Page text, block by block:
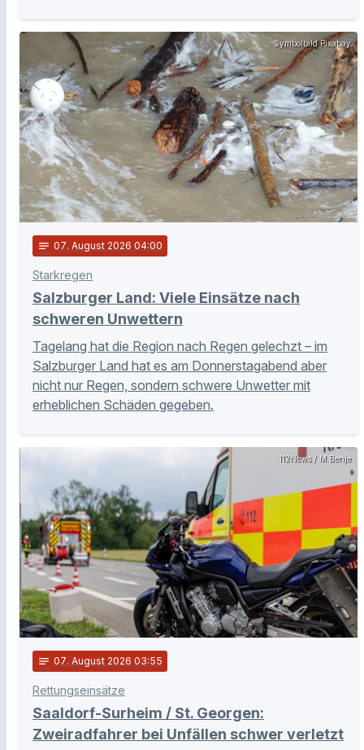
Symbolbild Pixabay
notes 07. August 2026 04:00
Starkregen
Salzburger Land: Viele Einsätze nach
schweren Unwettern
Tagelang hat die Region nach Regen gelechzt – im
Salzburger Land hat es am Donnerstagabend aber
nicht nur Regen, sondern schwere Unwetter mit
erheblichen Schäden gegeben.
112News / M.Benje
notes 07. August 2026 03:55
Rettungseinsätze
Saaldorf-Surheim / St. Georgen:
Zweiradfahrer bei Unfällen schwer verletzt